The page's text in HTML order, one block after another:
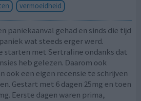
vermoeidheid
paniekaanval gehad en sinds die tijd
wat steeds erger werd.
starten met Sertraline ondanks dat
heb gelezen. Daarom ook
ook een eigen recensie te schrijven
Gestart met 6 dagen 25mg en toen
Eerste dagen waren prima,